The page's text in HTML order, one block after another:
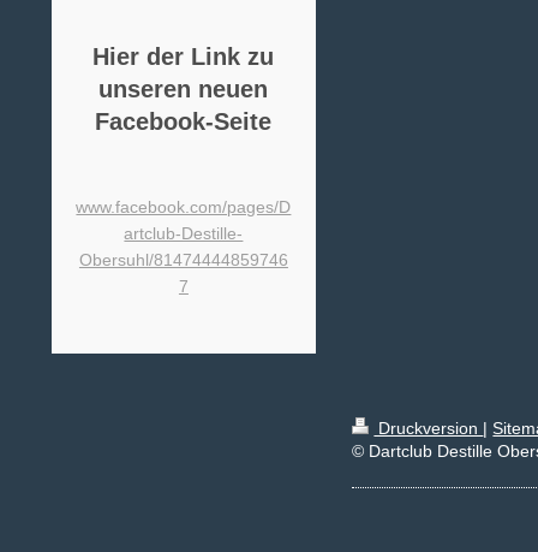
Hier der Link zu
unseren neuen
Facebook-Seite
www.facebook.com/pages/D
artclub-Destille-
Obersuhl/81474444859746
7
Druckversion |
© Dartclub Destille